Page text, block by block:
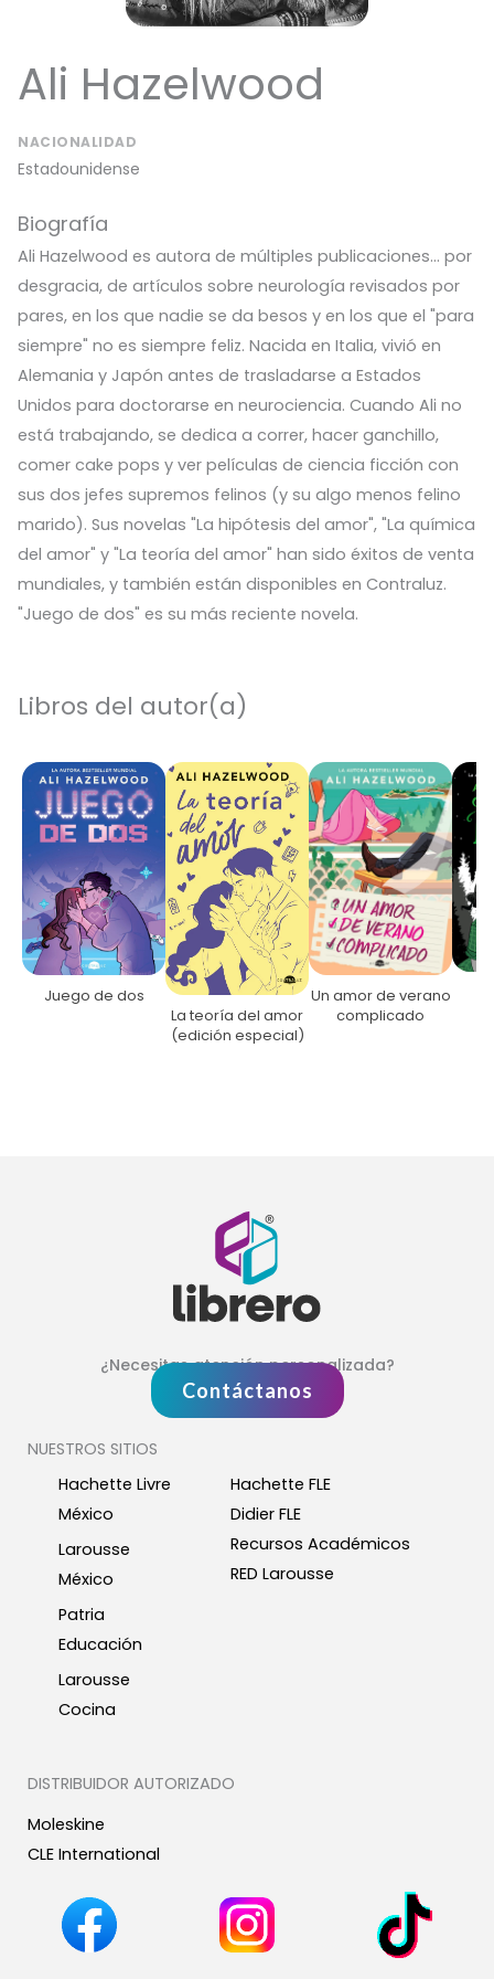
Ali Hazelwood
NACIONALIDAD
Estadounidense
Biografía
Ali Hazelwood es autora de múltiples publicaciones... por
desgracia, de artículos sobre neurología revisados por
pares, en los que nadie se da besos y en los que el "para
siempre" no es siempre feliz. Nacida en Italia, vivió en
Alemania y Japón antes de trasladarse a Estados
Unidos para doctorarse en neurociencia. Cuando Ali no
está trabajando, se dedica a correr, hacer ganchillo,
comer cake pops y ver películas de ciencia ficción con
sus dos jefes supremos felinos (y su algo menos felino
marido). Sus novelas "La hipótesis del amor", "La química
del amor" y "La teoría del amor" han sido éxitos de venta
mundiales, y también están disponibles en Contraluz.
"Juego de dos" es su más reciente novela.
Libros del autor(a)
Juego de dos
La teoría del amor
(edición especial)
Un amor de verano
complicado
¿Necesitas atención personalizada?
Contáctanos
NUESTROS SITIOS
Hachette Livre
México
Larousse
México
Patria
Educación
Larousse
Cocina
Hachette FLE
Didier FLE
Recursos Académicos
RED Larousse
DISTRIBUIDOR AUTORIZADO
Moleskine
CLE International